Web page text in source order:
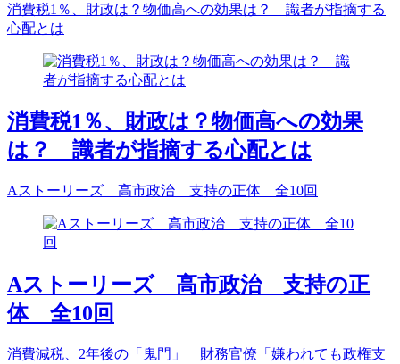
消費税1％、財政は？物価高への効果は？ 識者が指摘する
心配とは
消費税1％、財政は？物価高への効果
は？ 識者が指摘する心配とは
Aストーリーズ 高市政治 支持の正体 全10回
Aストーリーズ 高市政治 支持の正
体 全10回
消費減税、2年後の「鬼門」 財務官僚「嫌われても政権支